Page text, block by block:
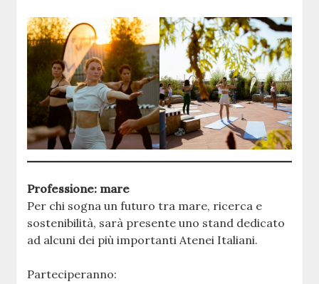
Professione: mare
Per chi sogna un futuro tra mare, ricerca e
sostenibilità, sarà presente uno stand dedicato
ad alcuni dei più importanti Atenei Italiani.
Parteciperanno: